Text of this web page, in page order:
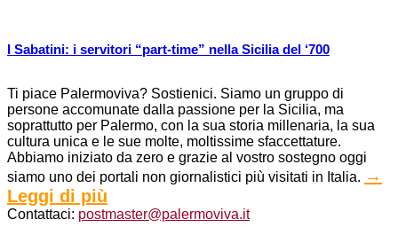
I Sabatini: i servitori “part-time” nella Sicilia del ‘700
Ti piace Palermoviva? Sostienici. Siamo un gruppo di
persone accomunate dalla passione per la Sicilia, ma
soprattutto per Palermo, con la sua storia millenaria, la sua
cultura unica e le sue molte, moltissime sfaccettature.
Abbiamo iniziato da zero e grazie al vostro sostegno oggi
siamo uno dei portali non giornalistici più visitati in Italia. →
Leggi di più
Contattaci: postmaster@palermoviva.it